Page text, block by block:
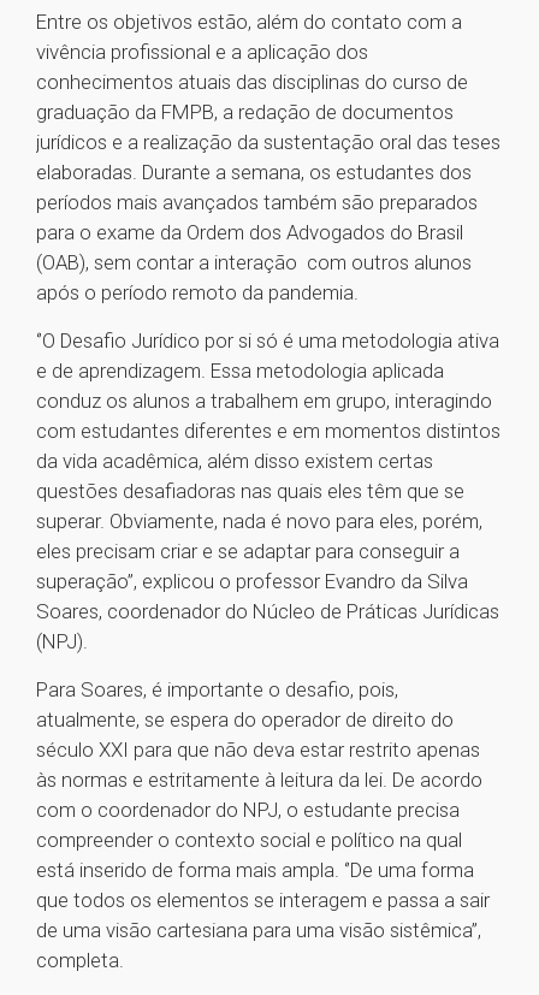
Entre os objetivos estão, além do contato com a
vivência profissional e a aplicação dos
conhecimentos atuais das disciplinas do curso de
graduação da FMPB, a redação de documentos
jurídicos e a realização da sustentação oral das teses
elaboradas. Durante a semana, os estudantes dos
períodos mais avançados também são preparados
para o exame da Ordem dos Advogados do Brasil
(OAB), sem contar a interação com outros alunos
após o período remoto da pandemia.
‘’O Desafio Jurídico por si só é uma metodologia ativa
e de aprendizagem. Essa metodologia aplicada
conduz os alunos a trabalhem em grupo, interagindo
com estudantes diferentes e em momentos distintos
da vida acadêmica, além disso existem certas
questões desafiadoras nas quais eles têm que se
superar. Obviamente, nada é novo para eles, porém,
eles precisam criar e se adaptar para conseguir a
superação’’, explicou o professor Evandro da Silva
Soares, coordenador do Núcleo de Práticas Jurídicas
(NPJ).
Para Soares, é importante o desafio, pois,
atualmente, se espera do operador de direito do
século XXI para que não deva estar restrito apenas
às normas e estritamente à leitura da lei. De acordo
com o coordenador do NPJ, o estudante precisa
compreender o contexto social e político na qual
está inserido de forma mais ampla. ‘’De uma forma
que todos os elementos se interagem e passa a sair
de uma visão cartesiana para uma visão sistêmica’’,
completa.